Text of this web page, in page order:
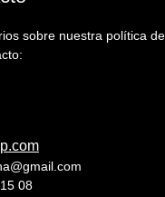
sobre nuestra política
gmail.com
08